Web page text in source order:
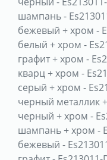
шампань-
бежевый + хром -
белый + хром -
графит + хром -
кварц + хром -
серый + хром -
черный металлик
черный + хром -
шампань + хром -
бежевый -